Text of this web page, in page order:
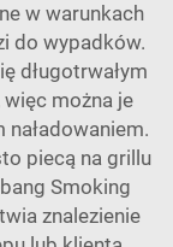
w warunkach
do wypadków.
długotrwałym
więc można je
piecą na grillu
Smoking
znalezienie